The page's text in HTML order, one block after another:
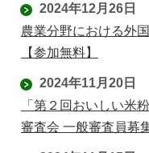
2024年12月26日
農業分野における外
【参加無料】
2024年11月20日
「第２回おいしい米
審査会 一般審査員募